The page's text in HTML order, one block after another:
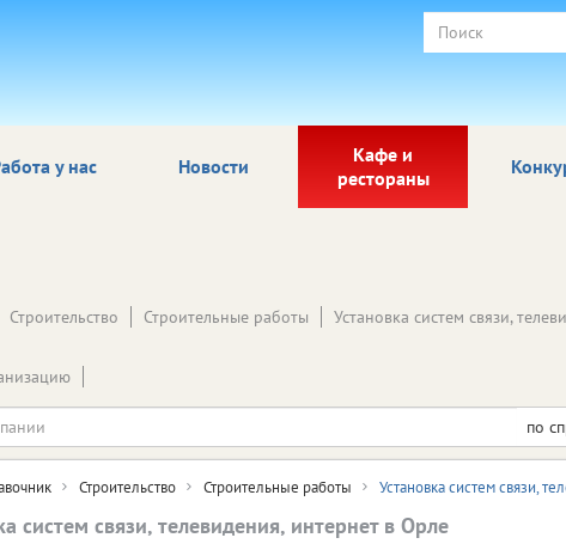
у нас Новости
Кафе и
рестораны
по
Строительство Строительные работы Установка систем связи,
Строительство Строительные работы Установка систем связи,
систем связи, телевидения, интернет в Орле